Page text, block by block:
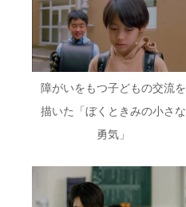
障がいをもつ子どもの交流を
描いた「ぼくときみの小さな
勇気」